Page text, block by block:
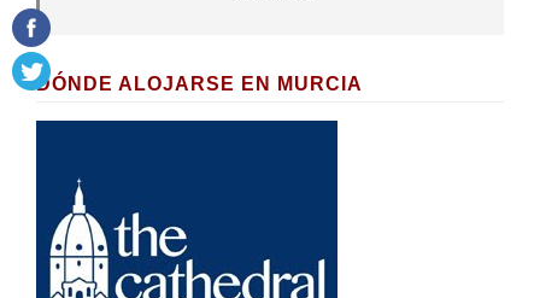
DÓNDE ALOJARSE EN MURCIA